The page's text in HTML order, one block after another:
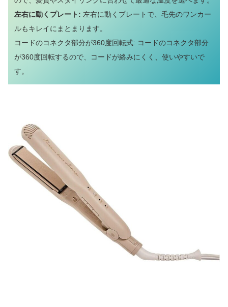
左右に動くプレート: 左右に動くプレートで、毛先のワンカー
ルもキレイにまとまります。
コードのコネクタ部分が360度回転式: コードのコネクタ部分
が360度回転するので、コードが絡みにくく、使いやすいで
す。